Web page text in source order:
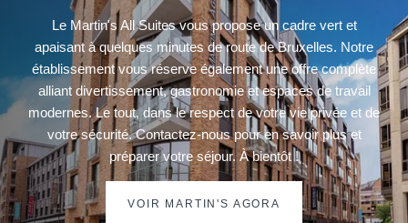
Le Martin's All Suites vous propose un cadre vert et
apaisant à quelques minutes de route de Bruxelles. Notre
établissement vous réserve également une offre complète
alliant divertissement, gastronomie et espaces de travail
modernes. Le tout, dans le respect de votre vie privée et de
votre sécurité. Contactez-nous pour en savoir plus et
préparer votre séjour. À bientôt !
VOIR MARTIN'S AGORA